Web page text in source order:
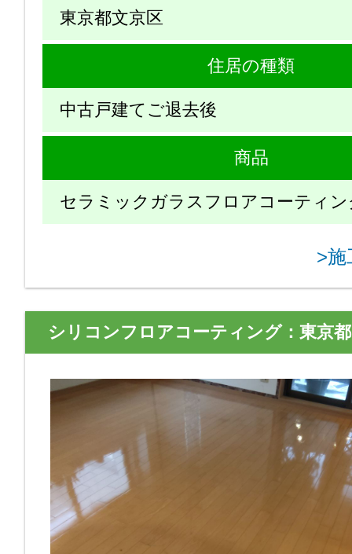
東京都文京区
住居の種類
中古戸建てご退去後
商品
セラミックガラスフロアコーティン
>施
シリコンフロアコーティング：東京